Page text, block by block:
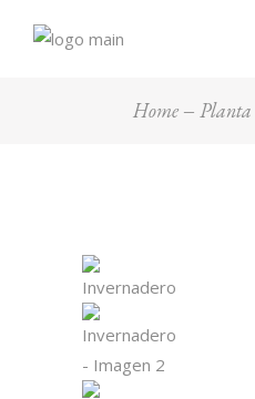
Home Planta